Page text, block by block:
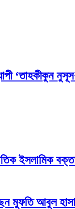
‘তাহকীকুন
ইসলামিক
মুফতি আবুল